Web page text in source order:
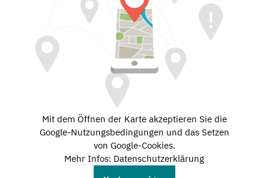
Mit dem Öffnen der Karte akzeptieren Sie die
Google-Nutzungsbedingungen und das Setzen
von Google-Cookies.
Mehr Infos: Datenschutzerklärung